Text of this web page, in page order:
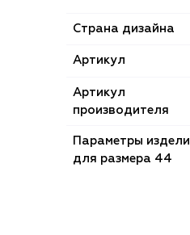
Страна дизайна
Артикул
Артикул
производителя
Параметры
для размера 44